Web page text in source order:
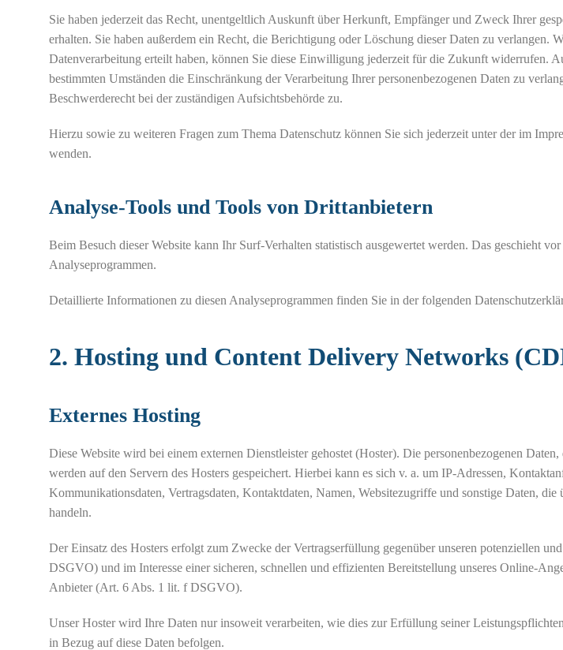
Sie haben jederzeit das Recht, unentgeltlich Auskunft über Herkunft, Empfänger und Zweck Ihrer
erhalten. Sie haben außerdem ein Recht, die Berichtigung oder Löschung dieser Daten zu verlangen.
Datenverarbeitung erteilt haben, können Sie diese Einwilligung jederzeit für die Zukunft widerrufen.
bestimmten Umständen die Einschränkung der Verarbeitung Ihrer personenbezogenen Daten zu
Beschwerderecht bei der zuständigen Aufsichtsbehörde zu.
Hierzu sowie zu weiteren Fragen zum Thema Datenschutz können Sie sich jederzeit unter der im
wenden.
Analyse-Tools und Tools von Drittanbietern
Beim Besuch dieser Website kann Ihr Surf-Verhalten statistisch ausgewertet werden. Das geschieht
Analyseprogrammen.
Detaillierte Informationen zu diesen Analyseprogrammen finden Sie in der folgenden
2. Hosting und Content Delivery Networks
Externes Hosting
Diese Website wird bei einem externen Dienstleister gehostet (Hoster). Die personenbezogenen
werden auf den Servern des Hosters gespeichert. Hierbei kann es sich v. a. um IP-Adressen,
Kommunikationsdaten, Vertragsdaten, Kontaktdaten, Namen, Websitezugriffe und sonstige Daten, die
handeln.
Der Einsatz des Hosters erfolgt zum Zwecke der Vertragserfüllung gegenüber unseren potenziellen
DSGVO) und im Interesse einer sicheren, schnellen und effizienten Bereitstellung unseres Online-
Anbieter (Art. 6 Abs. 1 lit. f DSGVO).
Unser Hoster wird Ihre Daten nur insoweit verarbeiten, wie dies zur Erfüllung seiner
in Bezug auf diese Daten befolgen.